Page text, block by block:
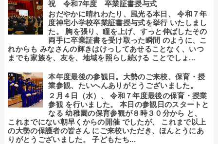
祝 令和7年度 卒業証書授与式
おだやかに晴れわたり、風光る本日、 令和７年
度神宅小学校卒業証書授与式を挙行 いたしまし
た。 胸を張り、瞳を上げ、すっと伸ばしたその
両手に卒業証書を受け取った瞬間 のように、こ
れからも みなさんの輝きはけっしてあせることなく、いつ
までも家族を、友を、地域を照らし続ける ことでしょ...
本年度最後の参観日。大勢のご来校、保育・授
業参観、たいへんありがとうございました。
２月４日（水）、 令和７年度最後の保育・授業
参観 を行いました。 本日の参観日のスタートと
なる 幼稚園の保育参観が８時３０分から と、
これまでにない朝早くからの開催 でしたが、 これまで以上
の大勢の保護者の皆さん にご来校いただき、ほんとうにあ
りがとうございました。 子どもたち...